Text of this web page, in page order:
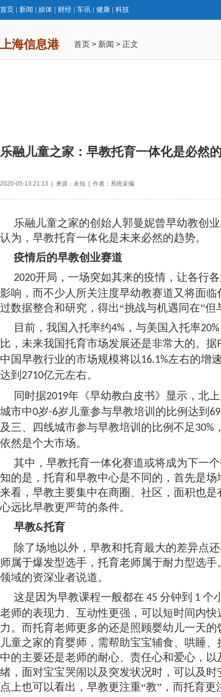
首页 新闻 娱体 财经 车讯 健康 科技
上海信息港 首页 > 新闻 > 正文
乐融儿童之家：早教托育一体化是必然
2020-05-13 21:13 | 来源：未知 | 作者：系统采编
乐融儿童之家的创始人郭曼妮曾早幼教创
认为，早教托育一体化是未来必然的趋势。
疫情后的早教创业赛道
2020开局，一场突如其来的疫情，让各行
影响，而不少人所关注度早幼教赛道又将面
过数据整合和研究，得出“挑战与机遇同在”
目前，我国入托率约4% ，与美国入托率20%
比，未来我国托育市场发展还是非常大的。据
中国早教行业的市场规模将以16.1%左右的增
达到 2710亿元左右。
同时据2019年《早幼教白皮书》显示，北
城市中0岁-6岁儿童参与早教培训的比例达到
及三、四线城市参与早教培训的比例不足30%
依然是个大市场。
其中，早教托育一体化赛道或将成为下一
知的是，托育和早教中心是不同的，首先是
来看，早教主要集中在商圈、社区，面积也
心远比早教更严苛的条件。
早教&托育
除了场地以外，早教和托育最大的差异点
师属于爆发型选手，托育老师属于耐力型选手
领域的资深业者说道。
这是因为早教课程一般都在 45 分钟到 1 个
老师的表现力、互动性更强，可以短时间内
力。而托育老师更多的还是照顾婴幼儿一天
儿童之家的育婴师，需帮助宝宝辅食、哄睡
中的主要还是老师的耐心、责任心和爱心，
绪，面对宝宝哭闹以及突发状况时，可以及
点上也可以看出，早教更注重“教”，而托育更